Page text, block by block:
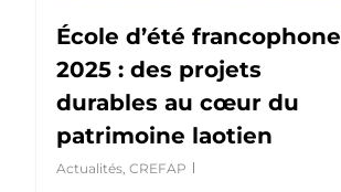
École d’été francophone
2025 : des projets
durables au cœur du
patrimoine laotien
Actualités, CREFAP